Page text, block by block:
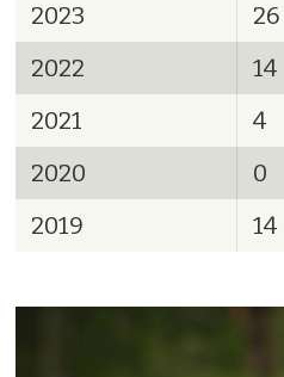
2023
26
2022
14
2021
4
2020
0
2019
14